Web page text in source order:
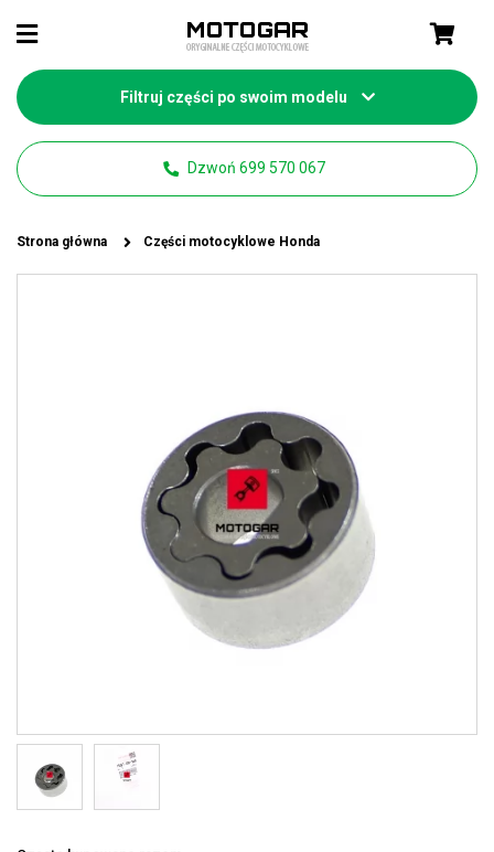
Filtruj części po swoim modelu
Dzwoń 699 570 067
Strona główna Części motocyklowe Honda